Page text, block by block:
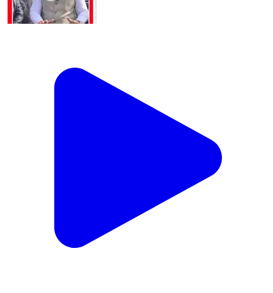
मयूर विहार: त्रिलोकपुरी में बीजेपी विधायक ने आप पार्षद पर कूड़े में